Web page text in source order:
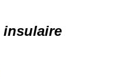
insulaire